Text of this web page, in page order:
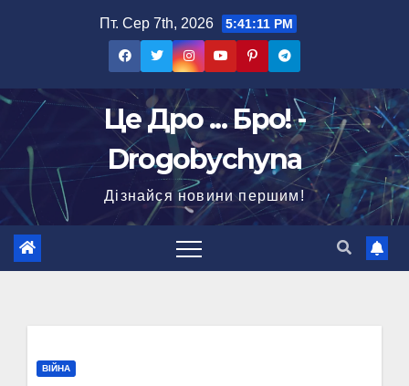
Пт. Сер 7th, 2026 5:41:12 PM
Це Дро ... Бро! -
Drogobychyna
Дізнайся новини першим!
ВІЙНА